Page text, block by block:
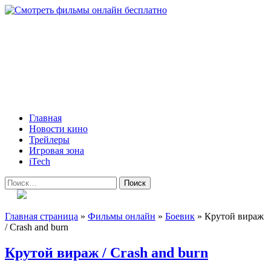
Skip
Primary
Menu
Главная
Новости кино
Трейлеры
Игровая зона
iTech
Найти:
Главная страница » Фильмы онлайн » Боевик » Крутой вираж
/ Crash and burn
Крутой вираж / Crash and burn